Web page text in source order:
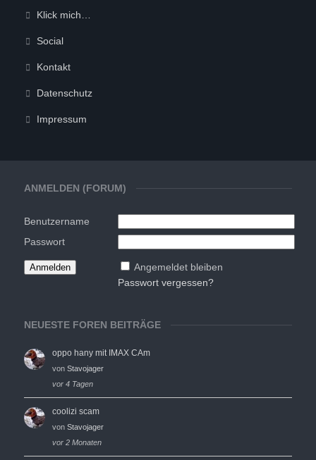
ANMELDEN (FORUM)
Benutzername
Passwort
Angemeldet bleiben
Passwort vergessen?
NEUESTE FOREN BEITRÄGE
oppo hany mit IMAX CAm
von Stavojager
vor 4 Tagen
coolizi scam
von Stavojager
vor 2 Monaten
Klick mich…
Social
Kontakt
Datenschutz
Impressum